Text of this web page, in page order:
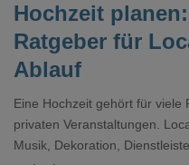
Hochzeit
Ratgeber für
Ablauf
Eine Hochzeit gehört für viele
privaten Veranstaltungen.
Musik, Dekoration,